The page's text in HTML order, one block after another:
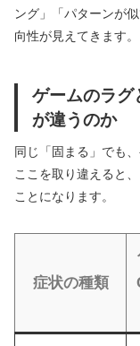
ング」「パターンが
向性が見えてきます。
ゲームのラグ
が違うのか
同じ「固まる」でも
ここを取り違えると
ことになります。
症状の種類